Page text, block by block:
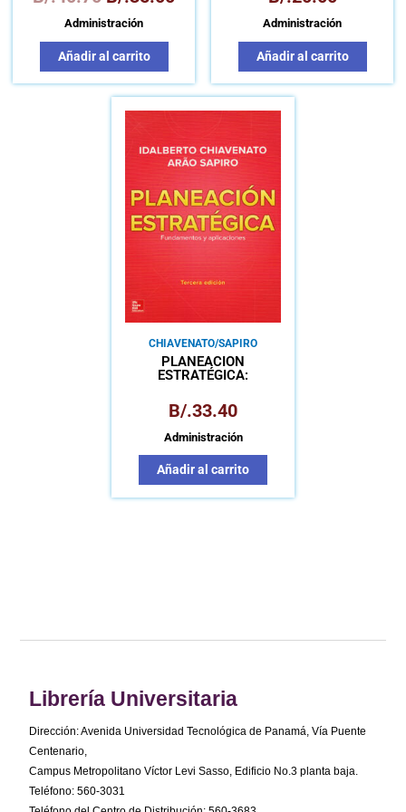
Administración
Añadir al carrito
Administración
Añadir al carrito
CHIAVENATO/SAPIRO
PLANEACIÓN
ESTRATÉGICA:
APLICACIONES
B/.33.40
Administración
Añadir al carrito
Librería Universitaria
Dirección: Avenida Universidad Tecnológica de Panamá, Vía Puente
Centenario,
Campus Metropolitano Víctor Levi Sasso, Edificio No.3 planta baja.
Teléfono: 560-3031